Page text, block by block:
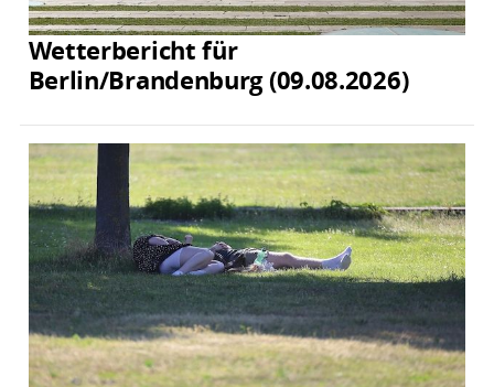
Wetterbericht für
Berlin/Brandenburg (09.08.2026)